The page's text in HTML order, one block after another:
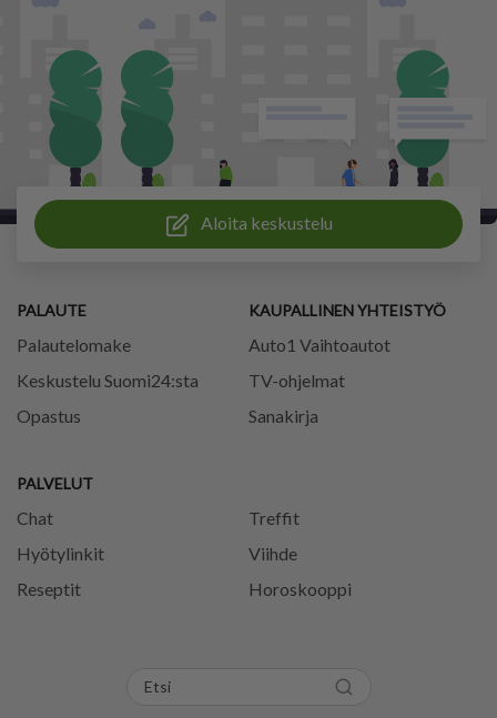
Aloita keskustelu
PALAUTE
Palautelomake
Keskustelu Suomi24:sta
Opastus
PALVELUT
Chat
Treffit
Hyötylinkit
Viihde
Reseptit
Horoskooppi
KAUPALLINEN YHTEISTYÖ
Auto1 Vaihtoautot
TV-ohjelmat
Sanakirja